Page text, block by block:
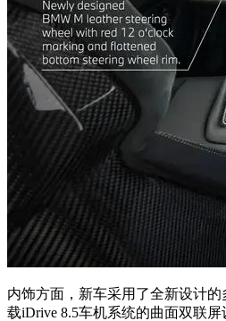
内饰方面，新车采用了全新设计
载iDrive 8.5车机系统的曲面双联